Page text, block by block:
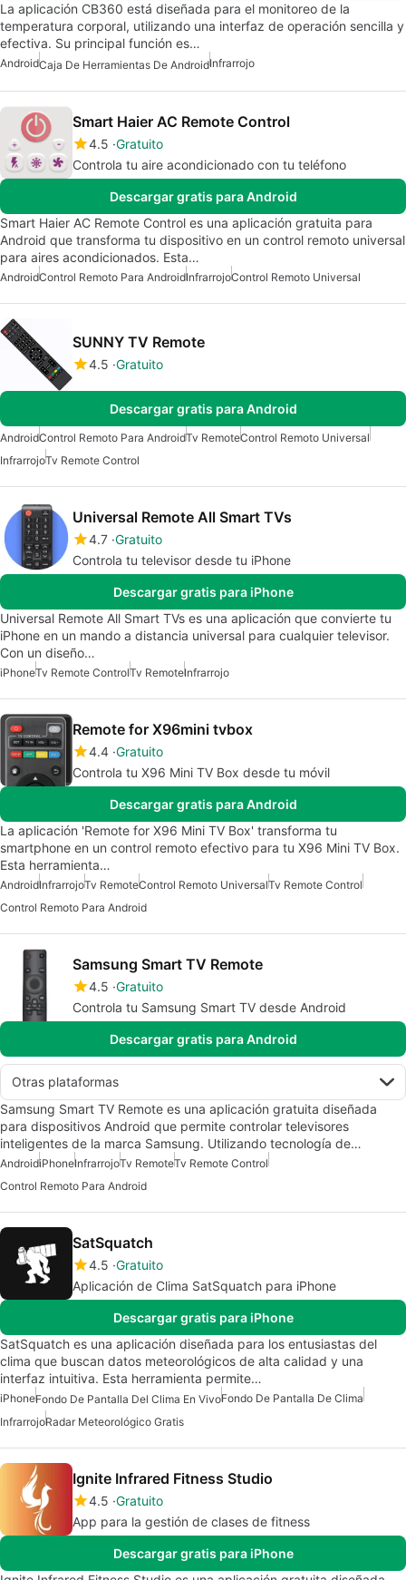
La aplicación CB360 está diseñada para el monitoreo de la
temperatura corporal, utilizando una interfaz de operación sencilla y
efectiva. Su principal función es…
AndroidCaja De Herramientas De AndroidInfrarrojo
Smart Haier AC Remote Control
4.5 Gratuito
Controla tu aire acondicionado con tu teléfono
Descargar gratis para Android
Smart Haier AC Remote Control es una aplicación gratuita para
Android que transforma tu dispositivo en un control remoto universal
para aires acondicionados. Esta…
AndroidControl Remoto Para AndroidInfrarrojoControl Remoto Universal
SUNNY TV Remote
4.5 Gratuito
Descargar gratis para Android
AndroidControl Remoto Para AndroidTv RemoteControl Remoto Universal
InfrarrojoTv Remote Control
Universal Remote All Smart TVs
4.7 Gratuito
Controla tu televisor desde tu iPhone
Descargar gratis para iPhone
Universal Remote All Smart TVs es una aplicación que convierte tu
iPhone en un mando a distancia universal para cualquier televisor.
Con un diseño…
iPhoneTv Remote ControlTv RemoteInfrarrojo
Remote for X96mini tvbox
4.4 Gratuito
Controla tu X96 Mini TV Box desde tu móvil
Descargar gratis para Android
La aplicación 'Remote for X96 Mini TV Box' transforma tu
smartphone en un control remoto efectivo para tu X96 Mini TV Box.
Esta herramienta…
AndroidInfrarrojoTv RemoteControl Remoto UniversalTv Remote Control
Control Remoto Para Android
Samsung Smart TV Remote
4.5 Gratuito
Controla tu Samsung Smart TV desde Android
Descargar gratis para Android
Otras plataformas
Samsung Smart TV Remote es una aplicación gratuita diseñada
para dispositivos Android que permite controlar televisores
inteligentes de la marca Samsung. Utilizando tecnología de…
AndroidiPhoneInfrarrojoTv RemoteTv Remote Control
Control Remoto Para Android
SatSquatch
4.5 Gratuito
Aplicación de Clima SatSquatch para iPhone
Descargar gratis para iPhone
SatSquatch es una aplicación diseñada para los entusiastas del
clima que buscan datos meteorológicos de alta calidad y una
interfaz intuitiva. Esta herramienta permite…
iPhoneFondo De Pantalla Del Clima En VivoFondo De Pantalla De Clima
InfrarrojoRadar Meteorológico Gratis
Ignite Infrared Fitness Studio
4.5 Gratuito
App para la gestión de clases de fitness
Descargar gratis para iPhone